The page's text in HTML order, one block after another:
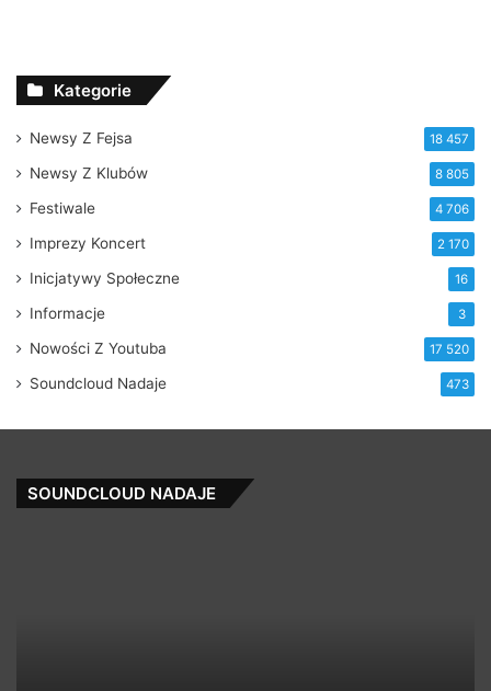
Kategorie
Newsy Z Fejsa 18 457
Newsy Z Klubów 8 805
Festiwale 4 706
Imprezy Koncert 2 170
Inicjatywy Społeczne 16
Informacje 3
Nowości Z Youtuba 17 520
Soundcloud Nadaje 473
SOUNDCLOUD NADAJE